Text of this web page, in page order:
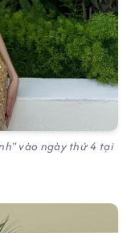
vào ngày thứ 4 tại